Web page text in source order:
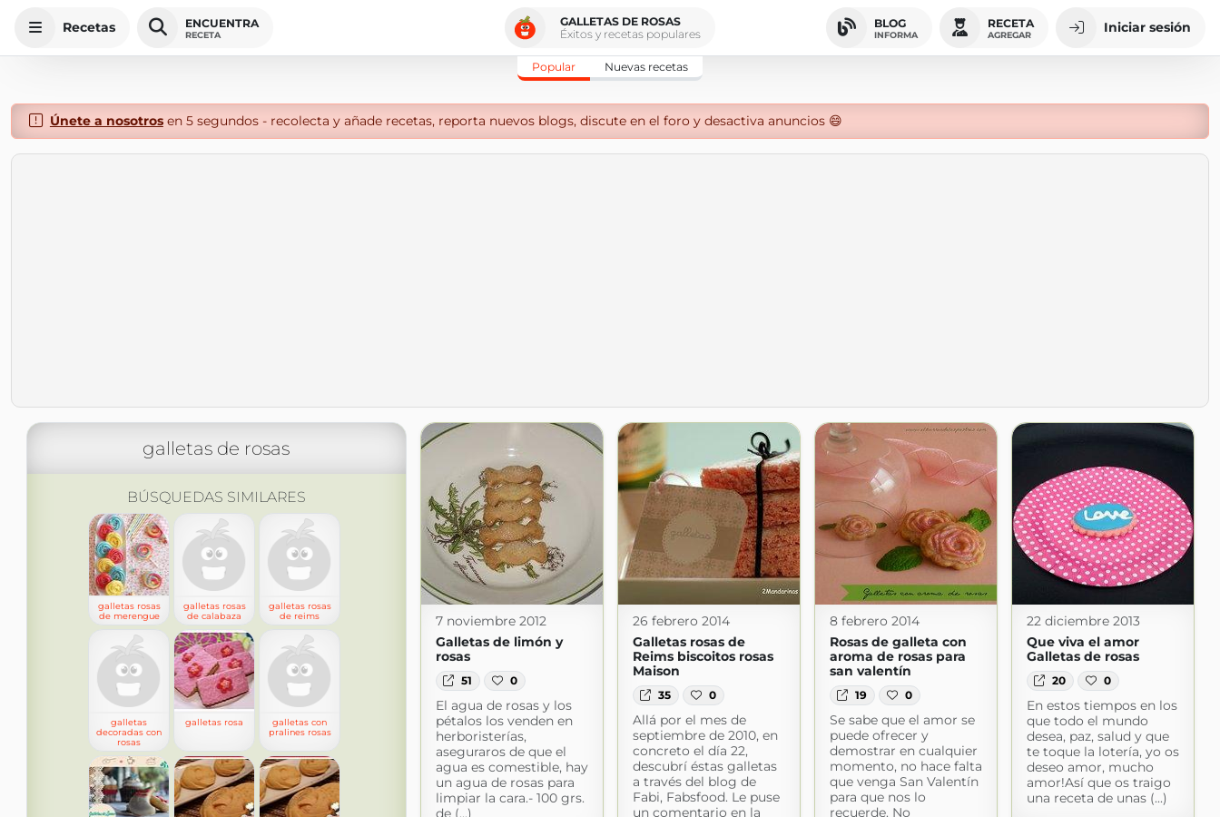
Recetas ENCUENTRA
RECETA
GALLETAS DE ROSAS
Éxitos y recetas populares
BLOG
INFORMA
RECETA
AGREGAR Iniciar sesión
Popular Nuevas recetas
Únete a nosotrosen 5 segundos - recolecta y añade recetas, reporta nuevos blogs, discute en el foro y desactiva anuncios 😄
galletas de rosas
BÚSQUEDAS SIMILARES
galletas rosas
de merengue
galletas rosas
de calabaza
galletas rosas
de reims
galletas
decoradas con
rosas
galletas rosa
galletas con
pralines rosas
7 noviembre 2012
Galletas de limón y
rosas
51 0
El agua de rosas y los
pétalos los venden en
herboristerías,
aseguraros de que el
agua es comestible, hay
un agua de rosas para
limpiar la cara.- 100 grs.
de (...)
26 febrero 2014
Galletas rosas de
Reims biscoitos rosas
Maison
35 0
Allá por el mes de
septiembre de 2010, en
concreto el día 22,
descubrí éstas galletas
a través del blog de
Fabi, Fabsfood. Le puse
un comentario en la
8 febrero 2014
Rosas de galleta con
aroma de rosas para
san valentín
19 0
Se sabe que el amor se
puede ofrecer y
demostrar en cualquier
momento, no hace falta
que venga San Valentín
para que nos lo
recuerde. No
22 diciembre 2013
Que viva el amor
Galletas de rosas
20 0
En estos tiempos en los
que todo el mundo
desea, paz, salud y que
te toque la lotería, yo os
deseo amor, mucho
amor!Así que os traigo
una receta de unas (...)